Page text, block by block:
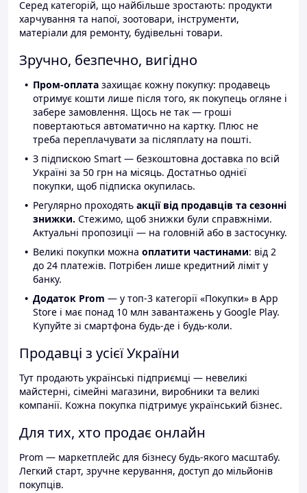
Серед категорій, що найбільше зростають: продукти
харчування та напої, зоотовари, інструменти,
матеріали для ремонту, будівельні товари.
Зручно, безпечно, вигідно
Пром-оплата захищає кожну покупку: продавець
отримує кошти лише після того, як покупець огляне і
забере замовлення. Щось не так — гроші
повертаються автоматично на картку. Плюс не
треба переплачувати за післяплату на пошті.
З підпискою Smart — безкоштовна доставка по всій
Україні за 50 грн на місяць. Достатньо однієї
покупки, щоб підписка окупилась.
Регулярно проходять акції від продавців та сезонні
знижки. Стежимо, щоб знижки були справжніми.
Актуальні пропозиції — на головній або в застосунку.
Великі покупки можна оплатити частинами: від 2
до 24 платежів. Потрібен лише кредитний ліміт у
банку.
Додаток Prom — у топ-3 категорії «Покупки» в App
Store і має понад 10 млн завантажень у Google Play.
Купуйте зі смартфона будь-де і будь-коли.
Продавці з усієї України
Тут продають українські підприємці — невеликі
майстерні, сімейні магазини, виробники та великі
компанії. Кожна покупка підтримує український бізнес.
Для тих, хто продає онлайн
Prom — маркетплейс для бізнесу будь-якого масштабу.
Легкий старт, зручне керування, доступ до мільйонів
покупців.